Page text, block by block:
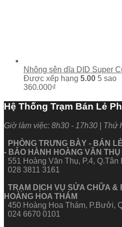
Nhông sên dĩa DID Super
Được xếp hạng 5.00 5 sao
360.000₫
Hệ Thống Trạm Bán Lẻ
Giờ làm việc: 8h30 - 17h30 | Thứ
PHÒNG TRƯNG BÀY - BÁN
- BẢO HÀNH HOÀNG VĂN THỤ
551 Hoàng Văn Thụ, P.4, Q.Tân
028 3811 3161
TRẠM DỊCH VỤ SỬA CHỮA &
HOÀNG HOA THÁM
450 Hoàng Hoa Thám, P.Bưởi,
024 6670 0101